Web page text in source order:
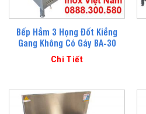
Bếp Hầm 3 Họng Đốt Kiềng
Gang Không Có Gáy BA-30
Chi Tiết